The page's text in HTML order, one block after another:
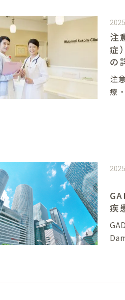
注
症
の
注
療
疾